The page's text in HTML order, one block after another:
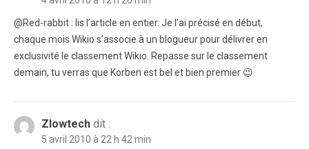
@Red-rabbit : lis l’article en entier. Je l’ai précisé en début,
chaque mois Wikio s’associe à un blogueur pour délivrer en
exclusivité le classement Wikio. Repasse sur le classement
demain, tu verras que Korben est bel et bien premier 😉
Zlowtech dit :
5 avril 2010 à 22 h 42 min